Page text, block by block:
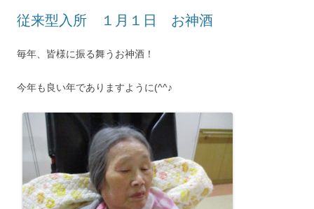
従来型入所 １月１日 お神酒
毎年、皆様に振る舞うお神酒！
今年も良い年でありますように(^^♪